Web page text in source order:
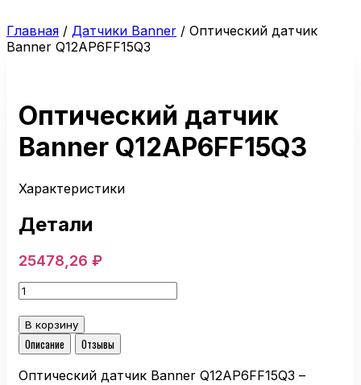
Главная / Датчики Banner / Оптический датчик
Banner Q12AP6FF15Q3
Оптический датчик
Banner Q12AP6FF15Q3
Характеристики
Детали
25478,26 ₽
Количество
товара
Оптический
датчик
Banner
Q12AP6FF15Q3
В корзину
Описание
Отзывы
Оптический датчик Banner Q12AP6FF15Q3 –